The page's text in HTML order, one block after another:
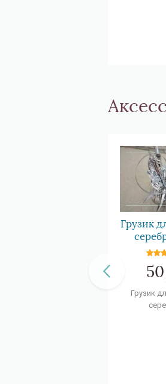
Грузик
50
Грузик